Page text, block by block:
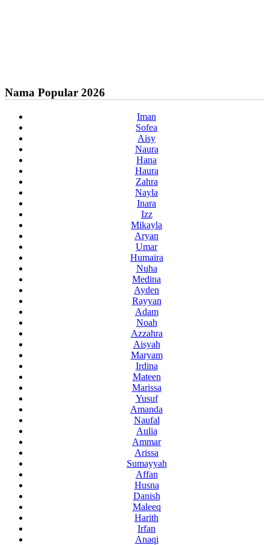
Nama Popular 2026
Iman
Sofea
Aisy
Naura
Hana
Haura
Zahra
Nayla
Inara
Izz
Mikayla
Aryan
Umar
Humaira
Nuha
Medina
Ayden
Rayyan
Adam
Noah
Azzahra
Aisyah
Maryam
Irdina
Mateen
Marissa
Yusuf
Amanda
Naufal
Aulia
Ammar
Arissa
Sumayyah
Affan
Husna
Danish
Maleeq
Harith
Irfan
Anaqi